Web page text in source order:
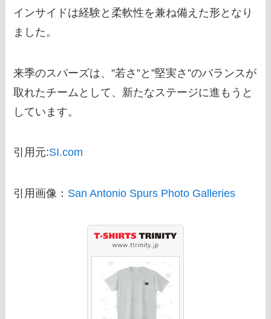
インサイドは経験と柔軟性を兼ね備えた形となり
ました。
来季のスパーズは、”若さ”と”堅実さ”のバランスが
取れたチームとして、新たなステージに進もうと
しています。
引用元:SI.com
引用画像： San Antonio Spurs Photo Galleries